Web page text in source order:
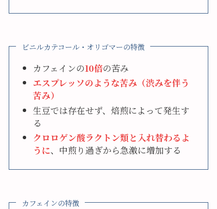
ビニルカテコール・オリゴマーの特徴
カフェインの10倍の苦み
エスプレッソのような苦み（渋みを伴う
苦み）
生豆では存在せず、焙煎によって発生す
る
クロロゲン酸ラクトン類と入れ替わるよ
うに、中煎り過ぎから急激に増加する
カフェインの特徴